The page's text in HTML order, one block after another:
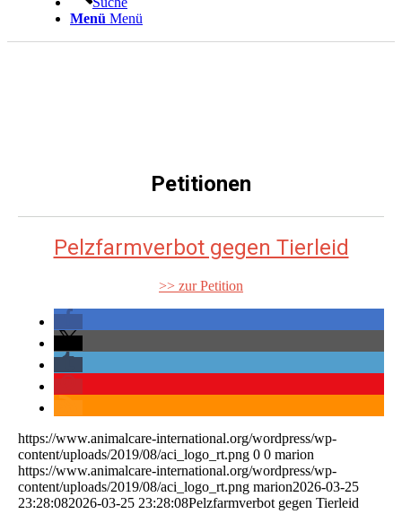
Menü Menü
Petitionen
Pelzfarmverbot gegen Tierleid
>> zur Petition
https://www.animalcare-international.org/wordpress/wp-
content/uploads/2019/08/aci_logo_rt.png 0 0 marion
https://www.animalcare-international.org/wordpress/wp-
content/uploads/2019/08/aci_logo_rt.png marion2026-03-25
23:28:082026-03-25 23:28:08Pelzfarmverbot gegen Tierleid